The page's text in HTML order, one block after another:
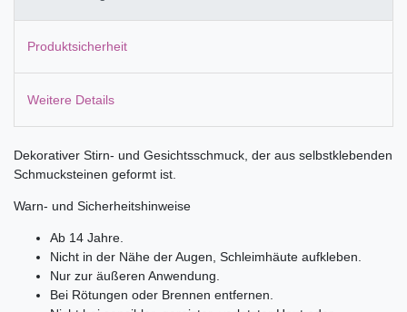
Produktsicherheit
Weitere Details
Dekorativer Stirn- und Gesichtsschmuck, der aus selbstklebenden
Schmucksteinen geformt ist.
Warn- und Sicherheitshinweise
Ab 14 Jahre.
Nicht in der Nähe der Augen, Schleimhäute aufkleben.
Nur zur äußeren Anwendung.
Bei Rötungen oder Brennen entfernen.